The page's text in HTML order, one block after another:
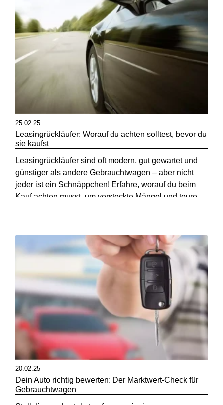
25.02.25
Leasingrückläufer: Worauf du achten solltest, bevor du
sie kaufst
Leasingrückläufer sind oft modern, gut gewartet und
günstiger als andere Gebrauchtwagen – aber nicht
jeder ist ein Schnäppchen! Erfahre, worauf du beim
Kauf achten musst, um versteckte Mängel und teure
20.02.25
Dein Auto richtig bewerten: Der Marktwert-Check für
Gebrauchtwagen